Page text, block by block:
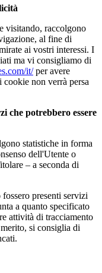
visitando, raccolgono
al fine di
ai vostri interessi. I
ma vi consigliamo di
it/per avere
non verrà persa
che potrebbero essere
statistiche in forma
dell'Utente o
– a seconda di
presenti servizi
a quanto specificato
attività di tracciamento
si consiglia di